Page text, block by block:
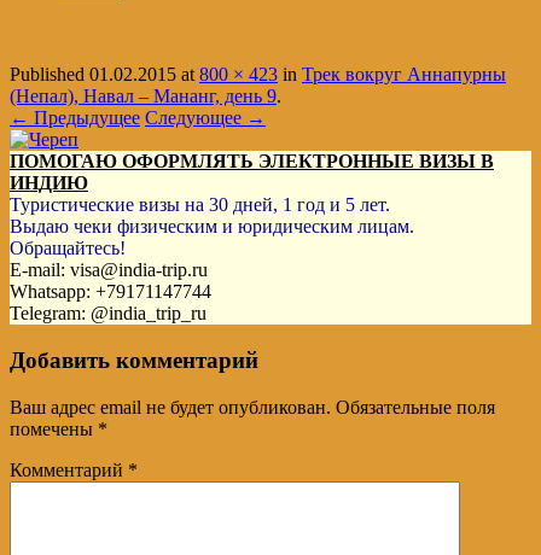
Published 01.02.2015 at800 × 423 in Трек вокруг Аннапурны
(Непал), Навал – Мананг, день 9.
← Предыдущее Следующее →
ПОМОГАЮ ОФОРМЛЯТЬ ЭЛЕКТРОННЫЕ ВИЗЫ В
ИНДИЮ
Туристические визы на 30 дней, 1 год и 5 лет.
Выдаю чеки физическим и юридическим лицам.
Обращайтесь!
E-mail: visa@india-trip.ru
Whatsapp: +79171147744
Telegram: @india_trip_ru
Добавить комментарий
Ваш адрес email не будет опубликован. Обязательные поля
помечены *
Комментарий *